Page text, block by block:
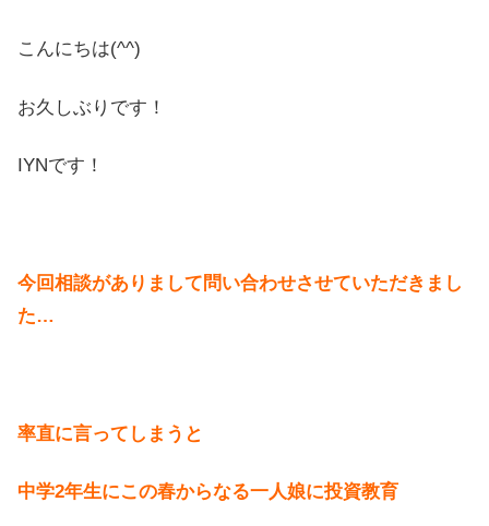
こんにちは(^^)
お久しぶりです！
IYNです！
今回相談がありまして問い合わせさせていただきまし
た…
率直に言ってしまうと
中学2年生にこの春からなる一人娘に投資教育